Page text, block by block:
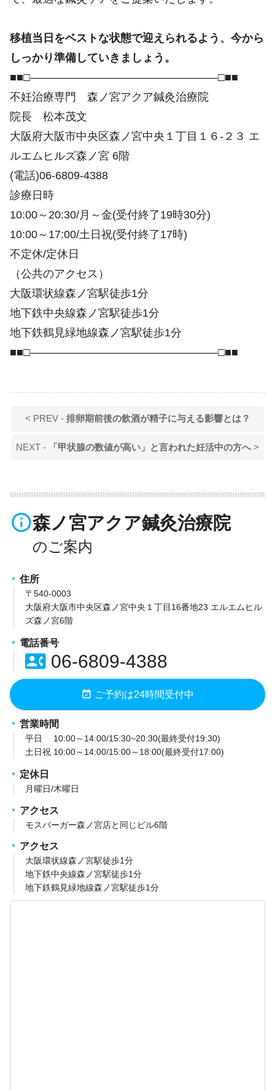
移植当日をベストな状態で迎えられるよう、今から
しっかり準備していきましょう。
■■□―――――――――――――――――□■■
不妊治療専門 森ノ宮アクア鍼灸治療院
院長 松本茂文
大阪府大阪市中央区森ノ宮中央１丁目１６-２３ エ
ルエムヒルズ森ノ宮 6階
(電話)06-6809-4388
診療日時
10:00～20:30/月～金(受付終了19時30分)
10:00～17:00/土日祝(受付終了17時)
不定休/定休日
（公共のアクセス）
大阪環状線森ノ宮駅徒歩1分
地下鉄中央線森ノ宮駅徒歩1分
地下鉄鶴見緑地線森ノ宮駅徒歩1分
■■□―――――――――――――――――□■■
< PREV - 排卵期前後の飲酒が精子に与える影響とは？
NEXT - 「甲状腺の数値が高い」と言われた妊活中の方へ>
info_outline森ノ宮アクア鍼灸治療院
住所
〒540-0003
大阪府大阪市中央区森ノ宮中央１丁目16番地23 エルエムヒル
ズ森ノ宮6階
電話番号
contact_phone06-6809-4388
event_available ご予約は24時間受付中
営業時間
平日 10:00～14:00/15:30~20:30(最終受付19:30)
土日祝 10:00～14:00/15:00～18:00(最終受付17:00)
定休日
月曜日/木曜日
アクセス
モスバーガー森ノ宮店と同じビル6階
アクセス
大阪環状線森ノ宮駅徒歩1分
地下鉄中央線森ノ宮駅徒歩1分
地下鉄鶴見緑地線森ノ宮駅徒歩1分